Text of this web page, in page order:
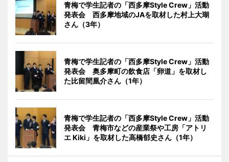
青梅で学生記者の「西多摩Style Crew」活動
発表会 西多摩地域のJAを取材した村上大瑚
さん（3年）
青梅で学生記者の「西多摩Style Crew」活動
発表会 奥多摩町の飲食店「卵道」を取材し
た比留間凰介さん（1年）
青梅で学生記者の「西多摩Style Crew」活動
発表会 青梅市などの産業祭や工房「アトリ
エ Kiki」を取材した高橋郁史さん（1年）